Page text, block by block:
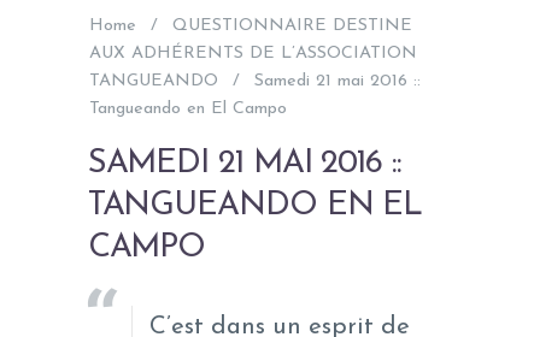
Home
QUESTIONNAIRE DESTINE
AUX ADHÉRENTS DE L’ASSOCIATION
TANGUEANDO
Samedi 21 mai 2016 ::
Tangueando en El Campo
SAMEDI 21 MAI 2016 ::
TANGUEANDO EN EL
CAMPO
C’est dans un esprit de